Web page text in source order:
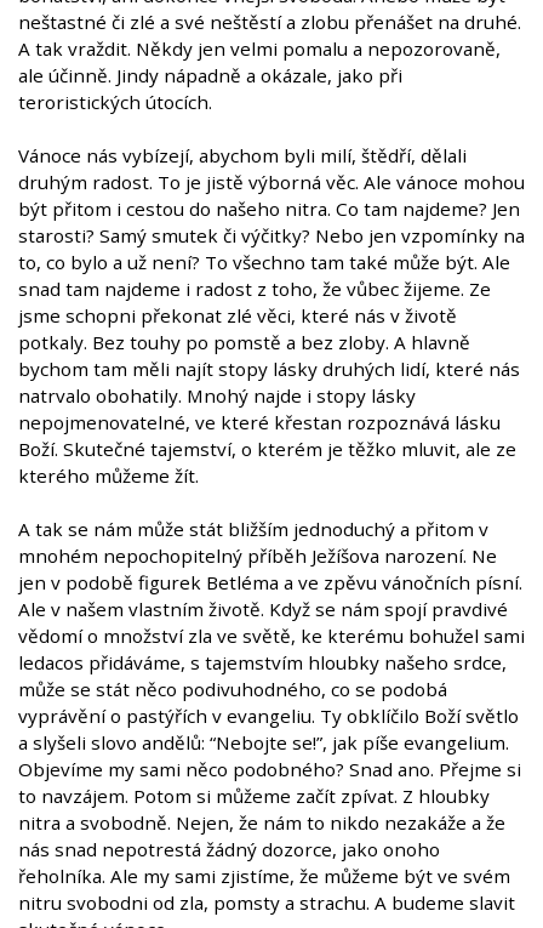
neštastné či zlé a své neštěstí a zlobu přenášet na druhé.
A tak vraždit. Někdy jen velmi pomalu a nepozorovaně,
ale účinně. Jindy nápadně a okázale, jako při
teroristických útocích.
Vánoce nás vybízejí, abychom byli milí, štědří, dělali
druhým radost. To je jistě výborná věc. Ale vánoce mohou
být přitom i cestou do našeho nitra. Co tam najdeme? Jen
starosti? Samý smutek či výčitky? Nebo jen vzpomínky na
to, co bylo a už není? To všechno tam také může být. Ale
snad tam najdeme i radost z toho, že vůbec žijeme. Ze
jsme schopni překonat zlé věci, které nás v životě
potkaly. Bez touhy po pomstě a bez zloby. A hlavně
bychom tam měli najít stopy lásky druhých lidí, které nás
natrvalo obohatily. Mnohý najde i stopy lásky
nepojmenovatelné, ve které křestan rozpoznává lásku
Boží. Skutečné tajemství, o kterém je těžko mluvit, ale ze
kterého můžeme žít.
A tak se nám může stát bližším jednoduchý a přitom v
mnohém nepochopitelný příběh Ježíšova narození. Ne
jen v podobě figurek Betléma a ve zpěvu vánočních písní.
Ale v našem vlastním životě. Když se nám spojí pravdivé
vědomí o množství zla ve světě, ke kterému bohužel sami
ledacos přidáváme, s tajemstvím hloubky našeho srdce,
může se stát něco podivuhodného, co se podobá
vyprávění o pastýřích v evangeliu. Ty obklíčilo Boží světlo
a slyšeli slovo andělů: “Nebojte se!”, jak píše evangelium.
Objevíme my sami něco podobného? Snad ano. Přejme si
to navzájem. Potom si můžeme začít zpívat. Z hloubky
nitra a svobodně. Nejen, že nám to nikdo nezakáže a že
nás snad nepotrestá žádný dozorce, jako onoho
řeholníka. Ale my sami zjistíme, že můžeme být ve svém
nitru svobodni od zla, pomsty a strachu. A budeme slavit